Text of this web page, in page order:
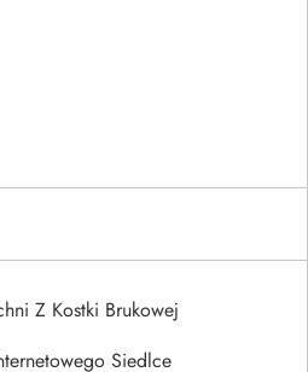
Z Kostki Brukowej
Siedlce